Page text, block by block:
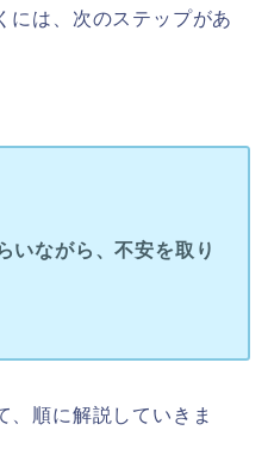
には、次のステップがあ
いながら、不安を取り
、順に解説していきま